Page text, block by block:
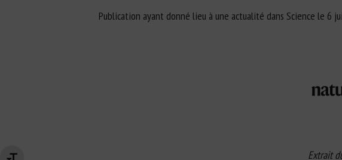
Publication ayant donné lieu à une actualité dans Science le 6
Extrait